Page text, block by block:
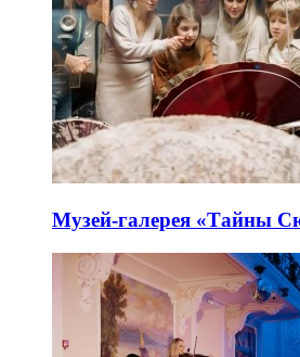
Музей-галерея «Тайны